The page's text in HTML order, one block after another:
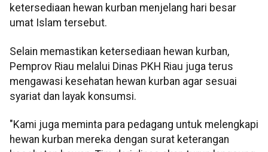
ketersediaan hewan kurban menjelang hari besar
umat Islam tersebut.
Selain memastikan ketersediaan hewan kurban,
Pemprov Riau melalui Dinas PKH Riau juga terus
mengawasi kesehatan hewan kurban agar sesuai
syariat dan layak konsumsi.
"Kami juga meminta para pedagang untuk melengkapi
hewan kurban mereka dengan surat keterangan